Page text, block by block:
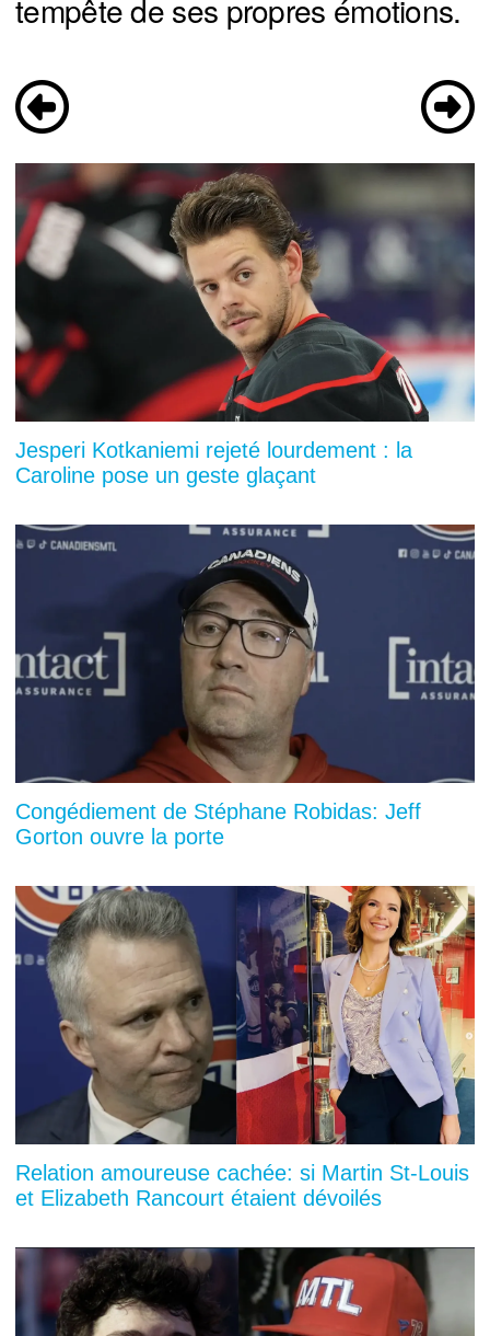
tempête de ses propres émotions.
Jesperi Kotkaniemi rejeté lourdement : la
Caroline pose un geste glaçant
Congédiement de Stéphane Robidas: Jeff
Gorton ouvre la porte
Relation amoureuse cachée: si Martin St-Louis
et Elizabeth Rancourt étaient dévoilés